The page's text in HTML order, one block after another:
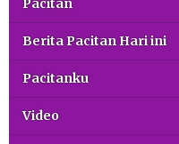
Pacitan
Berita Pacitan Hari ini
Pacitanku
Video